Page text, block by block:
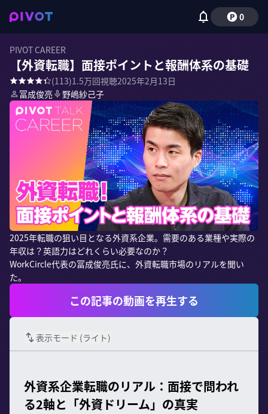
0
PIVOT CAREER
【外資転職】面接ポイントと報酬体系の基礎
(113)1.5万回視聴2025年2月13日
冨成俊亮
野嶋紗己子
2025年転職の狙い目となる外資系企業。需要のある業種や実際の
年収は？英語力はどれくらい必要なのか？
WorkCircle代表の冨成俊亮氏に、外資転職市場のリアルを聞い
た。
この記事の動画を再生する
表示モード (ライト)
外資系企業転職のリアル：面接で問われ
る2軸と「外資ドリーム」の真実